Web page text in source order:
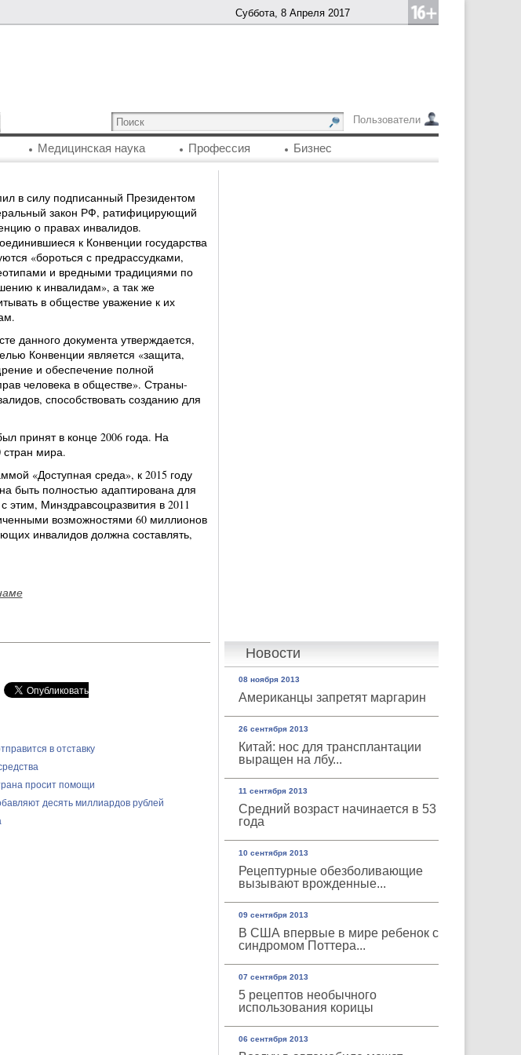
Суббота, 8 Апреля 2017
Пользователи
Медицинская наука Профессия Бизнес
Новости
08 ноября 2013
Американцы запретят маргарин
26 сентября 2013
Китай: нос для трансплантации
выращен на лбу...
11 сентября 2013
Средний возраст начинается в 53
года
10 сентября 2013
Рецептурные обезболивающие
вызывают врожденные...
09 сентября 2013
В США впервые в мире ребенок с
синдромом Поттера...
07 сентября 2013
5 рецептов необычного
использования корицы
06 сентября 2013
в силу подписанный Президентом
закон РФ, ратифицирующий
о правах инвалидов.
к Конвенции государства
«бороться с предрассудками,
и вредными традициями по
к инвалидам», а так же
в обществе уважение к их
данного документа утверждается,
Конвенции является «защита,
и обеспечение полной
человека в обществе». Страны-
способствовать созданию для
принят в конце 2006 года. На
стран мира.
«Доступная среда», к 2015 году
быть полностью адаптирована для
этим, Минздравсоцразвития в 2011
возможностями 60 миллионов
инвалидов должна составлять,
в отставку
просит помощи
десять миллиардов рублей